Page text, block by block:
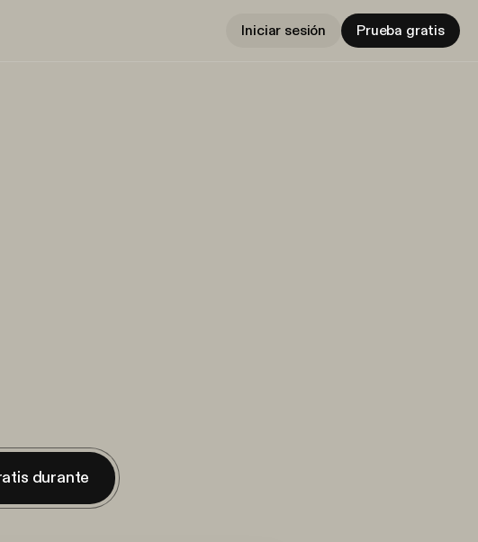
Iniciar sesión Prueba gratis
durante